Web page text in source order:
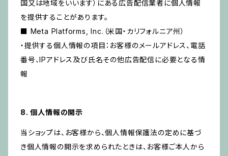
国又は地域をいいます）にある広告配信業者に個人情報
を提供することがあります。
■ Meta Platforms, Inc.（米国・カリフォルニア州）
・提供する個人情報の項目：お客様のメールアドレス、電話
番号、IPアドレス及び氏名その他広告配信に必要となる情
報
8. 個人情報の開示
当ショップは、お客様から、個人情報保護法の定めに基づ
き個人情報の開示を求められたときは、お客様ご本人から